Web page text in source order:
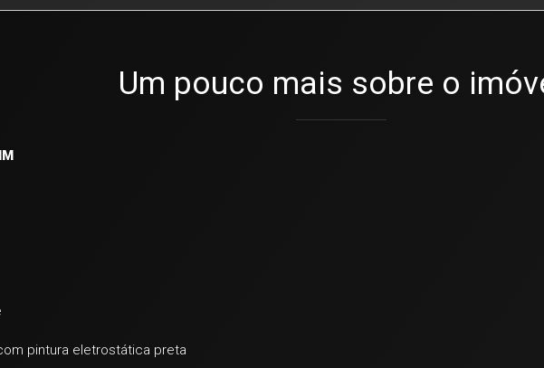
Um pouco mais sobre o
pintura eletrostática preta